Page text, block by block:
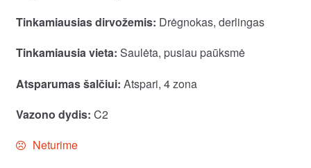
Tinkamiausias dirvožemis: Drėgnokas, derlingas
Tinkamiausia vieta: Saulėta, pusiau paūksmė
Atsparumas šalčiui: Atspari, 4 zona
Vazono dydis: C2
Neturime